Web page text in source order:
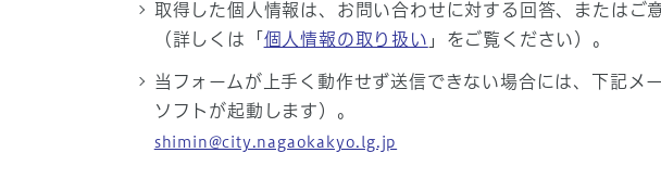
取得した個人情報は、お問い合わせに対する回答、または
（詳しくは「 個人情報の取り扱い 」をご覧ください）。
当フォームが上手く動作せず送信できない場合には、下記メ
ソフトが起動します）。
shimin@city.nagaokakyo.lg.jp